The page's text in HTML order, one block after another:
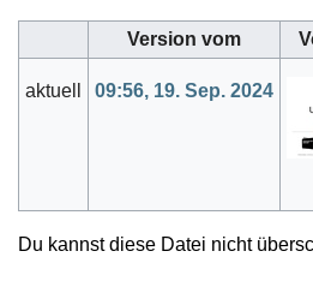
Version vom
aktuell 09:56, 19. Sep. 2024
Du kannst diese Datei nicht